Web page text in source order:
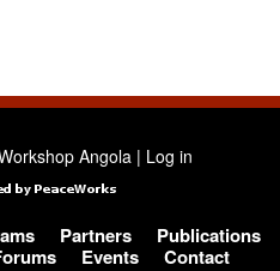
Angola | Log in
Partners
Publications
Events Contact